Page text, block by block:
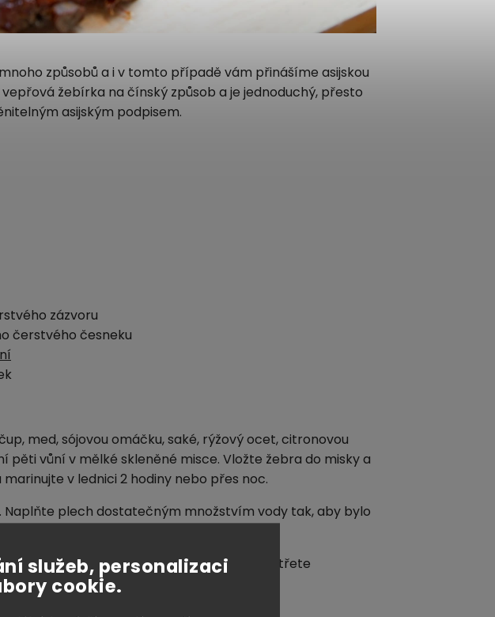
služeb, personalizaci
cookie.
způsobů a i v tomto případě vám přinášíme asijskou
žebírka na čínský způsob a je jednoduchý, přesto
asijským podpisem.
zázvoru
čerstvého česneku
med, sójovou omáčku, saké, rýžový ocet, citronovou
pěti vůní v mělké skleněné misce. Vložte žebra do misky a
marinujte v lednici 2 hodiny nebo přes noc.
Naplňte plech dostatečným množstvím vody tak, aby bylo
minut, každých 10 minut žebra otočte a potřete
marinádu zlikvidujte.